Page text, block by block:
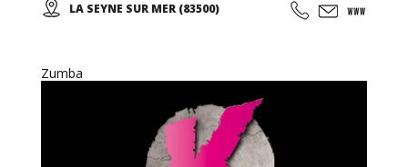
(taichi) peut s’exécuter de bien des manières différentes,
LA SEYNE SUR MER (83500)
Zumba